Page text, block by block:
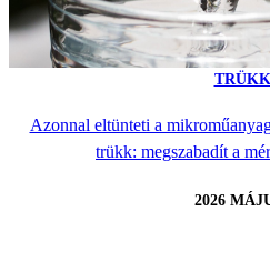
TRÜKK
Azonnal eltünteti a
trükk: megszabadít a
2026